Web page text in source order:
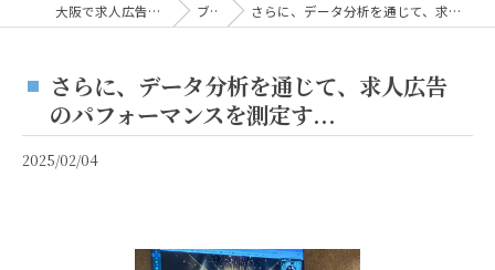
大阪で求人広告なら株式会社AOA ブログ さらに、データ分析を通じて、求人広告のパフォーマンスを測定す...
さらに、データ分析を通じて、求人広告
のパフォーマンスを測定す...
2025/02/04